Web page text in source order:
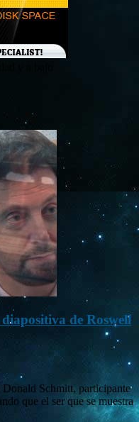
y a bajo
de Roswell
Donald Schmitt, participante
que el ser que se muestra